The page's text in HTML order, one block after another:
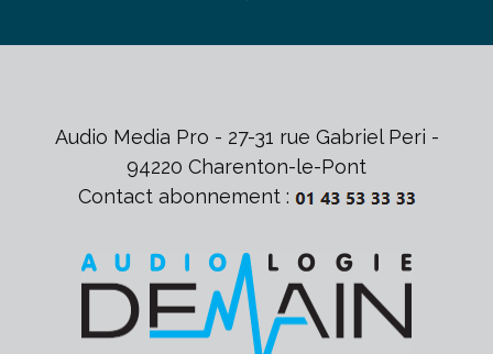
Audio Media Pro - 27-31 rue Gabriel Peri -
94220 Charenton-le-Pont
Contact abonnement :